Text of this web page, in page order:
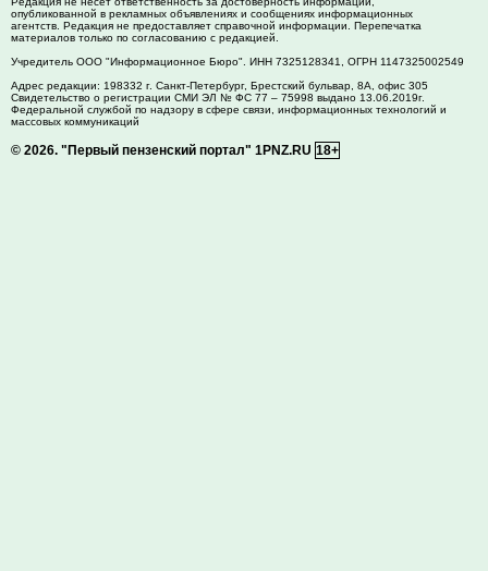
опубликованной в рекламных объявлениях и сообщениях информационных
агентств. Редакция не предоставляет справочной информации. Перепечатка
материалов только по согласованию с редакцией.
Учредитель ООО "Информационное Бюро". ИНН 7325128341, ОГРН 1147325002549
Адрес редакции: 198332 г. Санкт-Петербург, Брестский бульвар, 8А, офис 305
Свидетельство о регистрации СМИ ЭЛ № ФС 77 – 75998 выдано 13.06.2019г.
Федеральной службой по надзору в сфере связи, информационных технологий и
массовых коммуникаций
© 2026. "Первый пензенский портал" 1PNZ.RU 18+